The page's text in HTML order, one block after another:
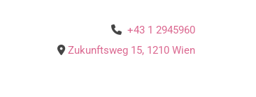
 +43 1 2945960
 Zukunftsweg 15, 1210 Wien